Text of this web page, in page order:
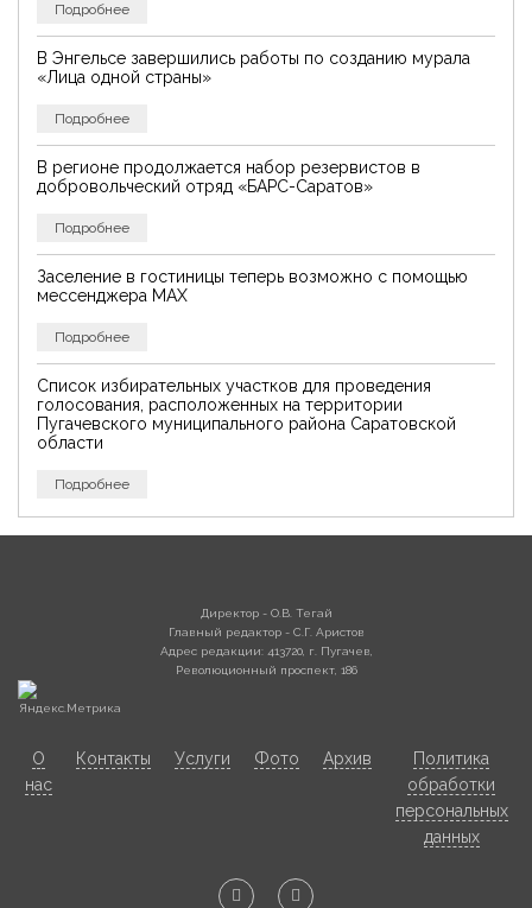
Подробнее
В Энгельсе завершились работы по созданию мурала
«Лица одной страны»
Подробнее
В регионе продолжается набор резервистов в
добровольческий отряд «БАРС-Саратов»
Подробнее
Заселение в гостиницы теперь возможно с помощью
мессенджера MAX
Подробнее
Список избирательных участков для проведения
голосования, расположенных на территории
Пугачевского муниципального района Саратовской
области
Подробнее
Директор - О.В. Тегай
Главный редактор - С.Г. Аристов
Адрес редакции: 413720, г. Пугачев,
Революционный проспект, 186
О
нас
Контакты Услуги Фото Архив
Политика
обработки
персональных
данных